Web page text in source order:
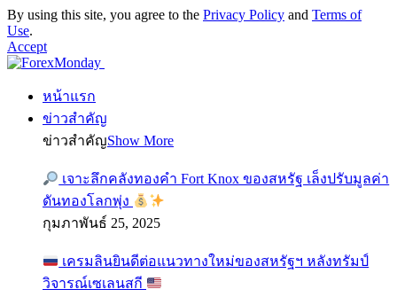
By using this site, you agree to the Privacy Policy and Terms of
Use.
Accept
หน้าแรก
ข่าวสำคัญ
ข่าวสำคัญShow More
เจาะลึกคลังทองคำ Fort Knox ของสหรัฐ เล็งปรับมูลค่า
ดันทองโลกพุ่ง
กุมภาพันธ์ 25, 2025
เครมลินยินดีต่อแนวทางใหม่ของสหรัฐฯ หลังทรัมป์
วิจารณ์เซเลนสกี